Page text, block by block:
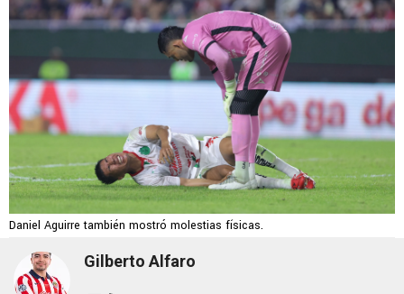
Daniel Aguirre también mostró molestias físicas.
Gilberto Alfaro